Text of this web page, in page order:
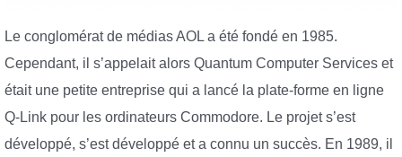
Le conglomérat de médias AOL a été fondé en 1985.
Cependant, il s’appelait alors Quantum Computer Services et
était une petite entreprise qui a lancé la plate-forme en ligne
Q-Link pour les ordinateurs Commodore. Le projet s’est
développé, s’est développé et a connu un succès. En 1989, il